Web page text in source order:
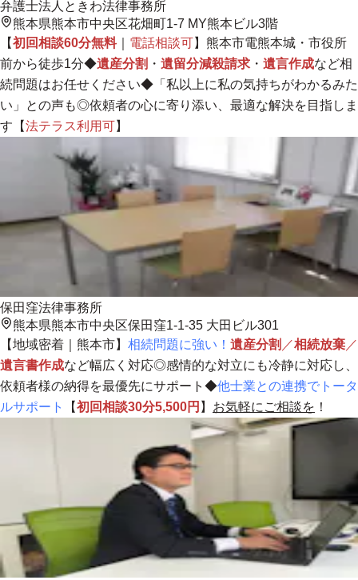
弁護士法人ときわ法律事務所
熊本県熊本市中央区花畑町1-7 MY熊本ビル3階
【初回相談60分無料｜ 電話相談可】熊本市電熊本城・市役所
前から徒歩1分◆遺産分割 ・ 遺留分減殺請求 ・ 遺言作成など相
続問題はお任せください◆「私以上に私の気持ちがわかるみた
い」との声も◎依頼者の心に寄り添い、最適な解決を目指しま
す 【法テラス利用可】
保田窪法律事務所
熊本県熊本市中央区保田窪1-1-35 大田ビル301
【地域密着 ｜熊本市】 相続問題に強い！ 遺産分割 ／相続放棄 ／
遺言書作成など幅広く対応◎感情的な対立にも冷静に対応し、
依頼者様の納得を最優先にサポート ◆他士業との連携でトータ
ルサポート
【初回相談30分5,500円 】 お気軽にご相談を ！